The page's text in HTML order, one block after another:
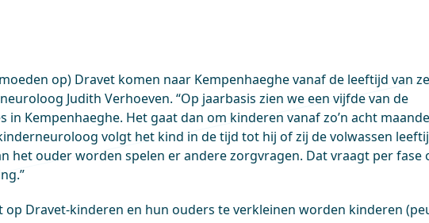
op) Dravet komen naar Kempenhaeghe vanaf de leeftijd van
Judith Verhoeven. “Op jaarbasis zien we een vijfde van de
in Kempenhaeghe. Het gaat dan om kinderen vanaf zo’n acht
volgt het kind in de tijd tot hij of zij de volwassen
het ouder worden spelen er andere zorgvragen. Dat vraagt per fase
op Dravet-kinderen en hun ouders te verkleinen worden kinderen